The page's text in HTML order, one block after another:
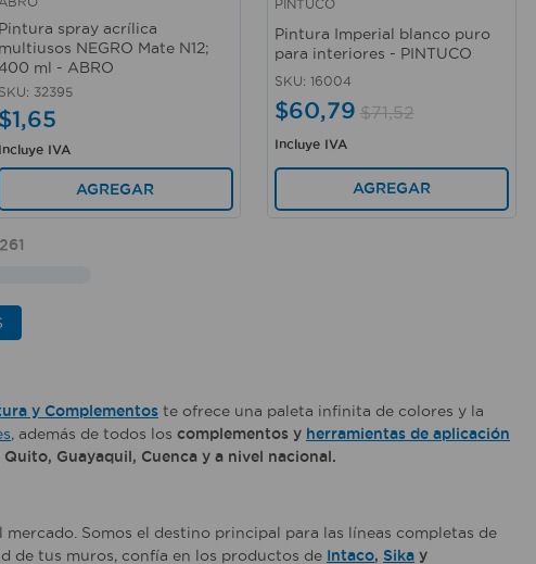
Pintura spray acrílica
multiusos NEGRO Mate N12;
400 ml - ABRO
SKU: 32395
$1,65
Incluye IVA
AGREGAR
PINTUCO
Pintura Imperial blanco puro
para interiores - PINTUCO
SKU: 16004
$60,79 $71,52
Incluye IVA
AGREGAR
y Complementos te ofrece una paleta infinita de colores y la
, además de todos los complementos y herramientas de aplicación
Quito, Guayaquil, Cuenca y a nivel nacional.
mercado. Somos el destino principal para las líneas completas de
de tus muros, confía en los productos de Intaco, Sika y